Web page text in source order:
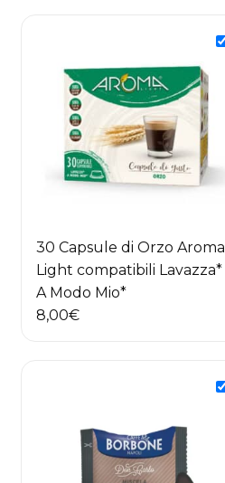
30 Capsule di Orzo Aroma
Light compatibili Lavazza*
A Modo Mio*
8,00€